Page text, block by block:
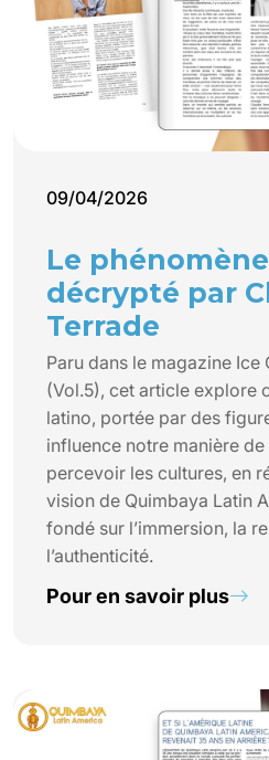
09/04/2026
Le
décrypté par
Terrade
Paru dans le magazine Ice
(Vol.5), cet article explore
latino, portée par des
influence notre manière
percevoir les cultures, en
vision de Quimbaya Latin
fondé sur l’immersion, la
l’authenticité.
Pour en savoir plus